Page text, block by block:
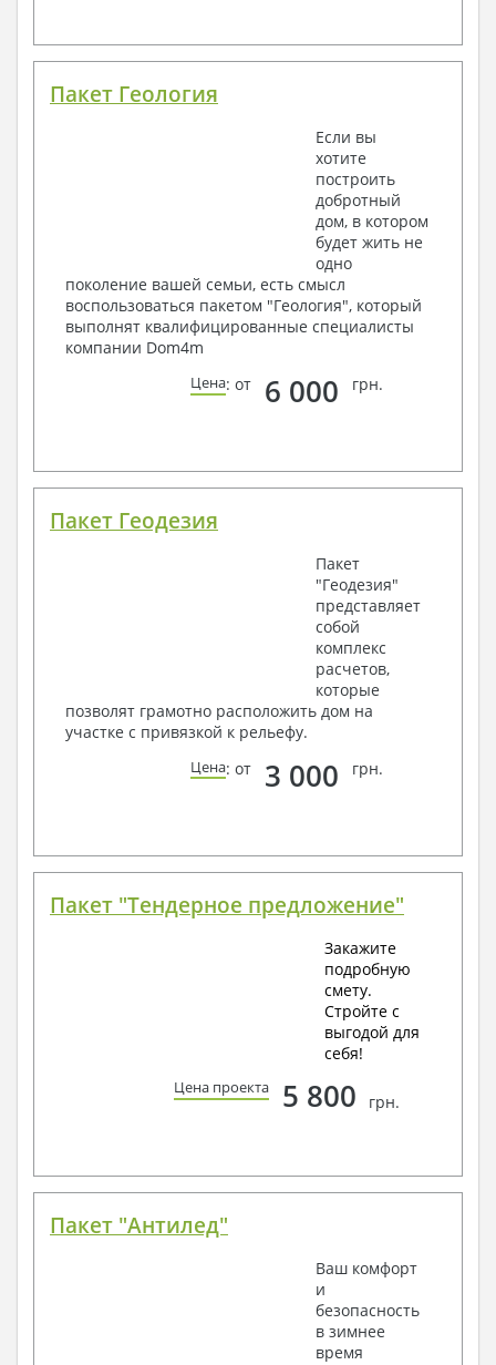
Пакет Геология
Если вы
хотите
построить
добротный
дом, в котором
будет жить не
одно
поколение вашей семьи, есть смысл
воспользоваться пакетом "Геология", который
выполнят квалифицированные специалисты
компании Dom4m
Цена: от 6 000 грн.
Пакет Геодезия
Пакет
"Геодезия"
представляет
собой
комплекс
расчетов,
которые
позволят грамотно расположить дом на
участке с привязкой к рельефу.
Цена: от 3 000 грн.
Пакет "Тендерное предложение"
Закажите
подробную
смету.
Стройте с
выгодой для
себя!
Цена проекта 5 800 грн.
Пакет "Антилед"
Ваш комфорт
и
безопасность
в зимнее
время